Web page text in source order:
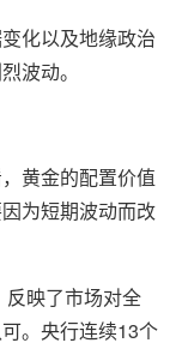
化以及地缘政治
波动。
黄金的配置价值
为短期波动而改
映了市场对全
。央行连续13个